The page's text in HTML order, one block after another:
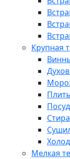
Крупная
Мелкая